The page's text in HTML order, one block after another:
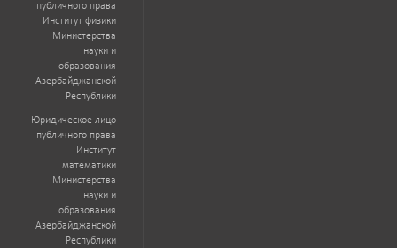
публичного права
Институт физики
Министерства
науки и
образования
Азербайджанской
Республики
Юридическое лицо
публичного права
Институт
математики
Министерства
науки и
образования
Азербайджанской
Республики